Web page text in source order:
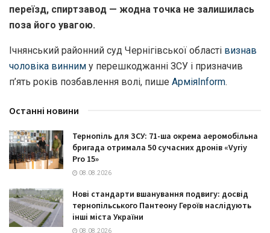
переїзд, спиртзавод — жодна точка не залишилась
поза його увагою.
Ічнянський районний суд Чернігівської області визнав
чоловіка винним у перешкоджанні ЗСУ і призначив
п’ять років позбавлення волі, пише АрміяInform.
Останні новини
Тернопіль для ЗСУ: 71-ша окрема аеромобільна
бригада отримала 50 сучасних дронів «Vyriy
Pro 15»
08.08.2026
Нові стандарти вшанування подвигу: досвід
тернопільського Пантеону Героїв наслідують
інші міста України
08.08.2026